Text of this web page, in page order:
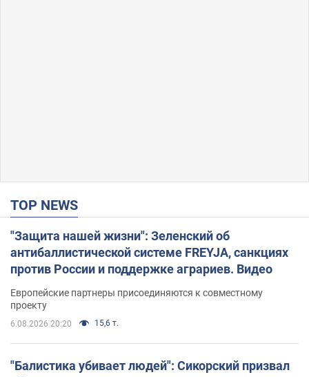
TOP NEWS
"Защита нашей жизни": Зеленский об
антибаллистической системе FREYJA, санкциях
против России и поддержке аграриев. Видео
Европейские партнеры присоединяются к совместному
проекту
6.08.2026 20:20 15,6 т.
"Балистика убивает людей": Сикорский призвал